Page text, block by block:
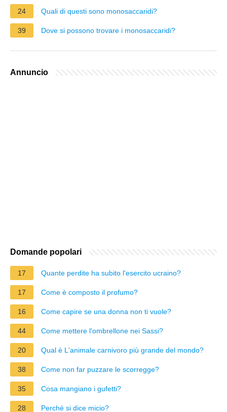
24 Quali di questi sono monosaccaridi?
39 Dove si possono trovare i monosaccaridi?
Annuncio
Domande popolari
17 Quante perdite ha subito l'esercito ucraino?
17 Come è composto il profumo?
16 Come capire se una donna non ti vuole?
44 Come mettere l'ombrellone nei Sassi?
20 Qual è L'animale carnivoro più grande del mondo?
38 Come non far puzzare le scorregge?
35 Cosa mangiano i gufetti?
28 Perché si dice micio?